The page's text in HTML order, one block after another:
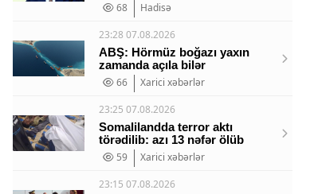
68
Hadisə
23:28 07.08.2026
ABŞ: Hörmüz boğazı yaxın
zamanda açıla bilər
66
Xarici xəbərlər
23:25 07.08.2026
Somalilandda terror aktı
törədilib: azı 13 nəfər ölüb
59
Xarici xəbərlər
23:15 07.08.2026